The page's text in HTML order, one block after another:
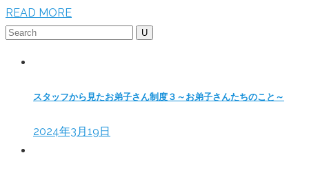
READ MORE
Search
スタッフから見たお弟子さん制度３～お弟子さんたちのこと～
2024年3月19日